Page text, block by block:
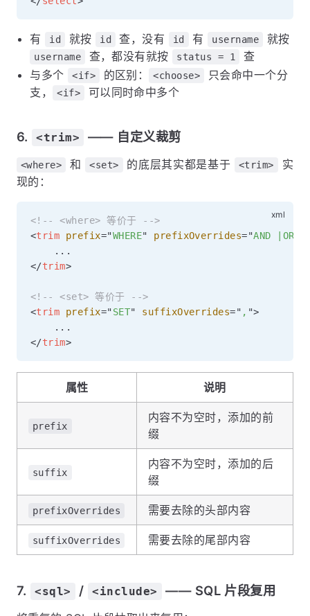
有 id 就按 id 查，没有 id 有 username 就按
username 查，都没有就按 status = 1
查
与多个
<if> 的区别： <choose>
只会命中一个分
支，
<if> 可以同时命中多个
6. <trim> —— 自定义裁剪
<where> 和 <set> 的底层其实都是基于 <trim>
实
现的：
<!-- <where> 等价于 -->
<trim prefix="WHERE" prefixOverrides="AND |OR
</trim>
<!-- <set> 等价于 -->
<trim prefix="SET" suffixOverrides=" , ">
</trim>
属性 说明
prefix
内容不为空时，添加的前
缀
suffix
内容不为空时，添加的后
缀
prefixOverrides 需要去除的头部内容
suffixOverrides 需要去除的尾部内容
7. <sql> / <include> —— SQL 片段复用